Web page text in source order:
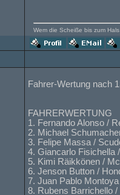
Wem die Scheiße bis zum
Fahrer-Wertung nach
FAHRERWERTUNG
1. Fernando Alonso /
2. Michael
3. Felipe Massa /
4. Giancarlo Fisichella
5. Kimi Räikkönen /
6. Jenson Button /
7. Juan Pablo
8. Rubens Barrichello